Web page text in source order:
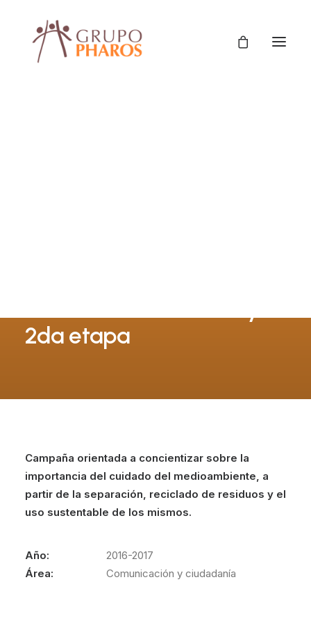
2da etapa
Campaña orientada a concientizar sobre la
importancia del cuidado del medioambiente, a
partir de la separación, reciclado de residuos y el
uso sustentable de los mismos.
Año:
2016-2017
Área:
Comunicación y ciudadanía